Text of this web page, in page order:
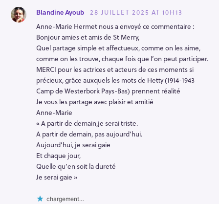
o
n
Blandine Ayoub
28 JUILLET 2025 AT 10H13
Anne-Marie Hermet nous a envoyé ce commentaire :
Bonjour amies et amis de St Merry,
Quel partage simple et affectueux, comme on les aime,
comme on les trouve, chaque fois que l’on peut participer.
MERCI pour les actrices et acteurs de ces moments si
précieux, grâce auxquels les mots de Hetty (1914-1943
Camp de Westerbork Pays-Bas) prennent réalité
Je vous les partage avec plaisir et amitié
Anne-Marie
« A partir de demain,je serai triste.
A partir de demain, pas aujourd’hui.
Aujourd’hui, je serai gaie
Et chaque jour,
Quelle qu’en soit la dureté
Je serai gaie »
chargement…